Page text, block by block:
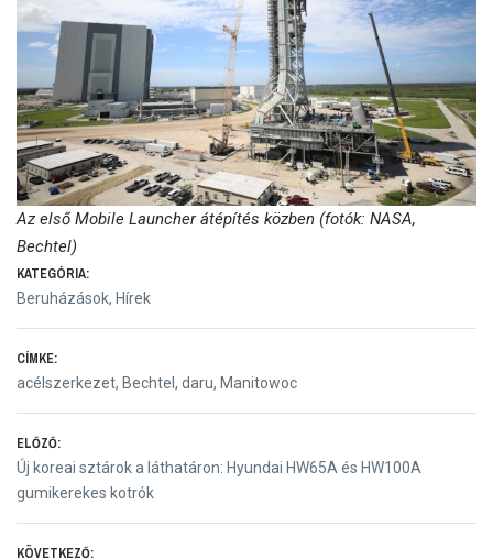
Az első Mobile Launcher átépítés közben (fotók: NASA,
Bechtel)
KATEGÓRIA:
Beruházások, Hírek
CÍMKE:
acélszerkezet, Bechtel, daru, Manitowoc
Bejegyzés
navigáció
ELŐZŐ:
Előző
bejegyzés:
Új koreai sztárok a láthatáron: Hyundai HW65A és HW100A
gumikerekes kotrók
KÖVETKEZŐ: